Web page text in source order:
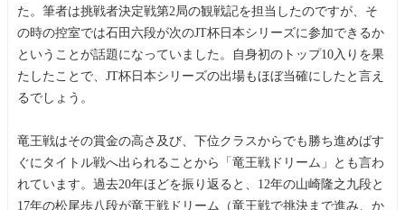
た。筆者は挑戦者決定戦第2局の観戦記を担当したのですが、そ
の時の控室では石田六段が次のJT杯日本シリーズに参加できるか
ということが話題になっていました。自身初のトップ10入りを果
たしたことで、JT杯日本シリーズの出場もほぼ当確にしたと言え
るでしょう。
竜王戦はその賞金の高さ及び、下位クラスからでも勝ち進めばす
ぐにタイトル戦へ出られることから「竜王戦ドリーム」とも言わ
れています。過去20年ほどを振り返ると、12年の山崎隆之九段と
17年の松尾歩八段が竜王戦ドリーム（竜王戦で挑決まで進み、か